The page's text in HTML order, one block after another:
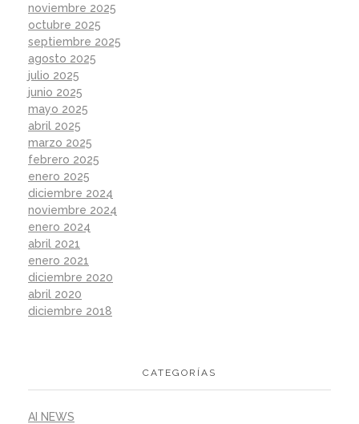
noviembre 2025
octubre 2025
septiembre 2025
agosto 2025
julio 2025
junio 2025
mayo 2025
abril 2025
marzo 2025
febrero 2025
enero 2025
diciembre 2024
noviembre 2024
enero 2024
abril 2021
enero 2021
diciembre 2020
abril 2020
diciembre 2018
CATEGORÍAS
AI NEWS